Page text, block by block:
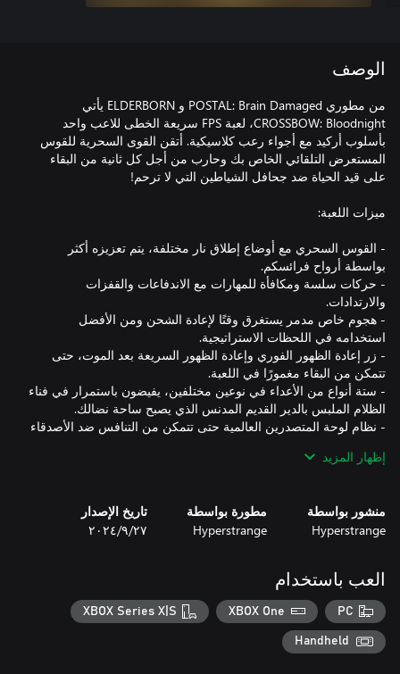
الوصف
من مطوري POSTAL: Brain Damaged و ELDERBORN يأتي
CROSSBOW: Bloodnight، لعبة FPS سريعة الخطى للاعب واحد
بأسلوب أركيد مع أجواء رعب كلاسيكية. أتقن القوى السحرية للقوس
المستعرض التلقائي الخاص بك وحارب من أجل كل ثانية من البقاء
- القوس السحري مع أوضاع إطلاق نار مختلفة، يتم تعزيزه أكثر
- حركات سلسة ومكافأة للمهارات مع الاندفاعات والقفزات
- هجوم خاص مدمر يستغرق وقتًا لإعادة الشحن ومن الأفضل
- زر إعادة الظهور الفوري وإعادة الظهور السريعة بعد الموت، حتى
- ستة أنواع من الأعداء في نوعين مختلفين، يفيضون باستمرار في فناء
- نظام لوحة المتصدرين العالمية حتى تتمكن من التنافس ضد الأصدقاء
عام 1666، بينما تلتهم النار والطاعون لندن، يواجه النظام أكبر تحد له
حتى الآن. إنها الرعب القديم من ما وراء يأتي نحو واقعنا. في أعقابه،
الدموية، فلنبدأ الصيد!
إظهار المزيد
منشور بواسطة
Hyperstrange
مطورة بواسطة
Hyperstrange
تاريخ الإصدار
٢٧‏/٩‏/٢٠٢٤
العب باستخدام
PC
XBOX One
XBOX Series X|S
Handheld